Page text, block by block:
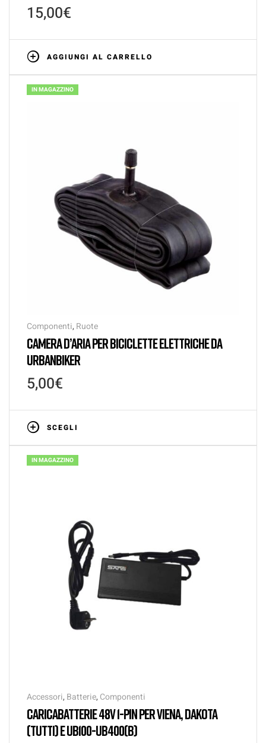
15,00€
AGGIUNGI AL CARRELLO
IN MAGAZZINO
Componenti, Ruote
CAMERA D’ARIA PER BICICLETTE ELETTRICHE DA
URBANBIKER
5,00€
SCEGLI
IN MAGAZZINO
Accessori, Batterie, Componenti
CARICABATTERIE 48V 1-PIN PER VIENA, DAKOTA
(TUTTI) E UB100-UB400(B)